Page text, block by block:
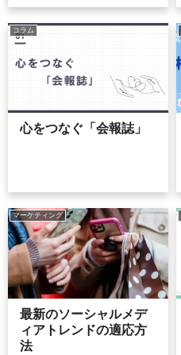
コラム
心をつなぐ「会報誌」
マーケティング
最新のソーシャルメデ
ィアトレンドの適応方
法